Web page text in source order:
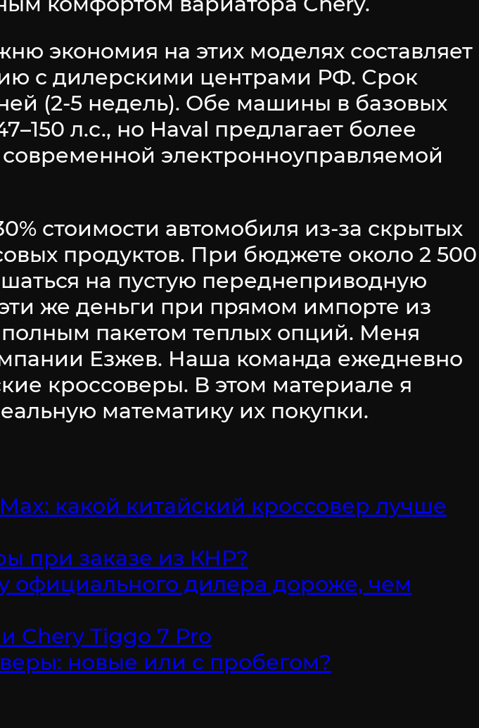
экономия на этих моделях составляет
с дилерскими центрами РФ. Срок
(2-5 недель). Обе машины в базовых
л.с., но Haval предлагает более
электронноуправляемой
стоимости автомобиля из-за скрытых
продуктов. При бюджете около 2 500
на пустую переднеприводную
же деньги при прямом импорте из
пакетом теплых опций. Меня
Езжев. Наша команда ежедневно
кроссоверы. В этом материале я
математику их покупки.
какой китайский кроссовер лучше
при заказе из КНР?
официального дилера дороже, чем
Chery Tiggo 7 Pro
новые или с пробегом?